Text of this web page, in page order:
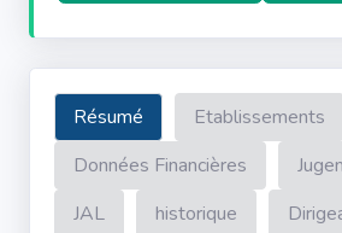
Résumé
Etablissements
Données Financières
JAL
historique